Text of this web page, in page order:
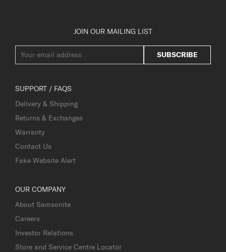
JOIN OUR MAILING LIST
SUBSCRIBE
SUPPORT / FAQS
Delivery & Shipping
Returns & Exchanges
Warranty
Contact Us
Fake Website Alert
OUR COMPANY
About Samsonite
Careers
Investor Relations
Store and Service Centre Locator